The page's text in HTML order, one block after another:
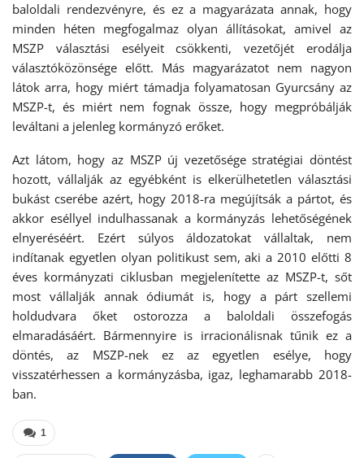
baloldali rendezvényre, és ez a magyarázata annak, hogy
minden héten megfogalmaz olyan állításokat, amivel az
MSZP választási esélyeit csökkenti, vezetőjét erodálja
választóközönsége előtt. Más magyarázatot nem nagyon
látok arra, hogy miért támadja folyamatosan Gyurcsány az
MSZP-t, és miért nem fognak össze, hogy megpróbálják
leváltani a jelenleg kormányzó erőket.
Azt látom, hogy az MSZP új vezetősége stratégiai döntést
hozott, vállalják az egyébként is elkerülhetetlen választási
bukást cserébe azért, hogy 2018-ra megújítsák a pártot, és
akkor eséllyel indulhassanak a kormányzás lehetőségének
elnyeréséért. Ezért súlyos áldozatokat vállaltak, nem
indítanak egyetlen olyan politikust sem, aki a 2010 előtti 8
éves kormányzati ciklusban megjelenítette az MSZP-t, sőt
most vállalják annak ódiumát is, hogy a párt szellemi
holdudvara őket ostorozza a baloldali összefogás
elmaradásáért. Bármennyire is irracionálisnak tűnik ez a
döntés, az MSZP-nek ez az egyetlen esélye, hogy
visszatérhessen a kormányzásba, igaz, leghamarabb 2018-
ban.
1